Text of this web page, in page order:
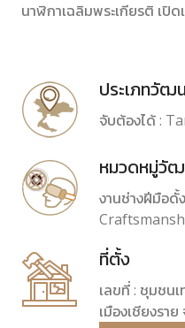
นาฬิกาเฉลิมพระเกียรติ เปิด
ประเภทวัฒ
จับต้องได้ :
หมวดหมู่วั
งานช่างฝีมือดั้
ที่ตั้ง
เลขที่ : ชุมชนเ
เมืองเชียงรา